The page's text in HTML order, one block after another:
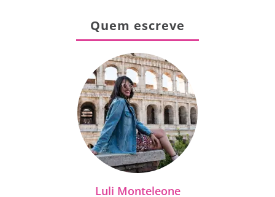
Quem escreve
Luli Monteleone